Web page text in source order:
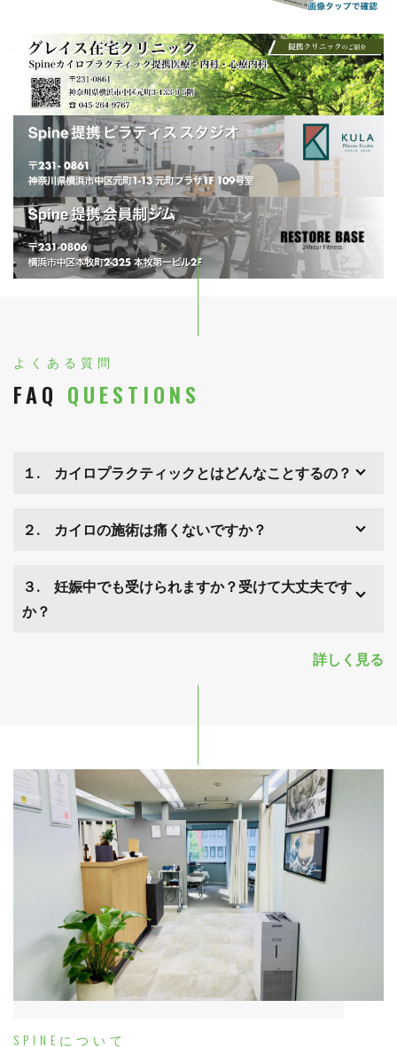
よくある質問
FAQ QUESTIONS
１. カイロプラクティックとはどんなことするの？
２. カイロの施術は痛くないですか？
３. 妊娠中でも受けられますか？受けて大丈夫です
か？
詳しく見る
SPINEについて